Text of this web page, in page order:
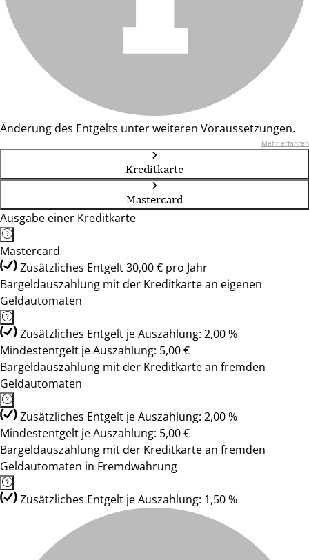
Änderung des Entgelts unter weiteren Voraussetzungen.
Mehr erfahren
Kreditkarte
Mastercard
Ausgabe einer Kreditkarte
Mastercard
Zusätzliches Entgelt 30,00 € pro Jahr
Bargeldauszahlung mit der Kreditkarte an eigenen
Geldautomaten
Zusätzliches Entgelt je Auszahlung: 2,00 %
Mindestentgelt je Auszahlung: 5,00 €
Bargeldauszahlung mit der Kreditkarte an fremden
Geldautomaten
Zusätzliches Entgelt je Auszahlung: 2,00 %
Mindestentgelt je Auszahlung: 5,00 €
Bargeldauszahlung mit der Kreditkarte an fremden
Geldautomaten in Fremdwährung
Zusätzliches Entgelt je Auszahlung: 1,50 %